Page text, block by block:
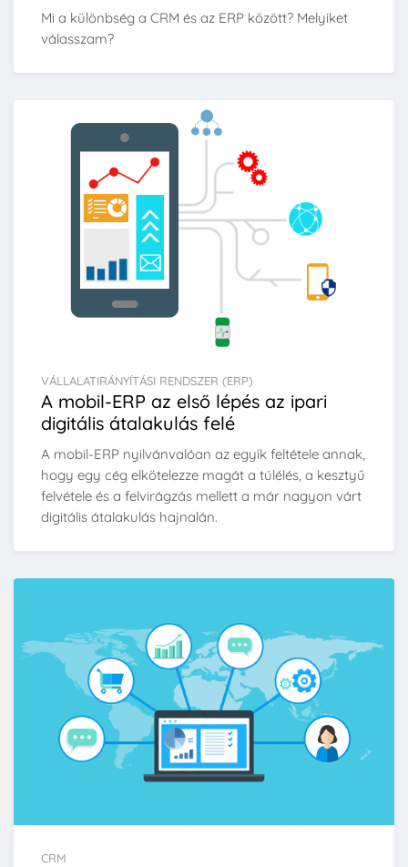
Mi a különbség a CRM és az ERP között? Melyiket
válasszam?
VÁLLALATIRÁNYÍTÁSI RENDSZER (ERP)
A mobil-ERP az első lépés az ipari
digitális átalakulás felé
A mobil-ERP nyilvánvalóan az egyik feltétele annak,
hogy egy cég elkötelezze magát a túlélés, a kesztyű
felvétele és a felvirágzás mellett a már nagyon várt
digitális átalakulás hajnalán.
CRM